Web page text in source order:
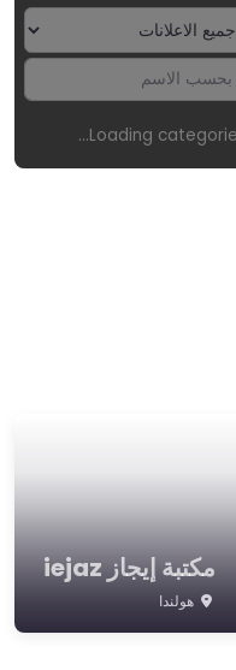
Loading
مكتبة إيجاز iejaz
هولندا